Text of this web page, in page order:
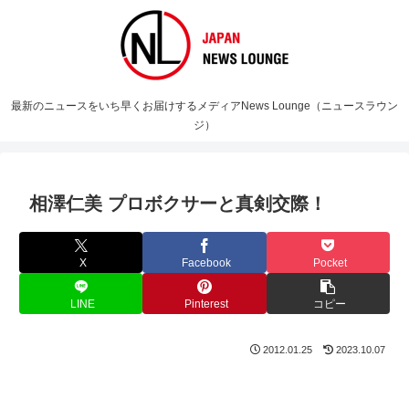
最新のニュースをいち早くお届けするメディアNews Lounge（ニュースラウン
ジ）
相澤仁美 プロボクサーと真剣交際！
X Facebook Pocket
LINE Pinterest コピー
2012.01.25 2023.10.07